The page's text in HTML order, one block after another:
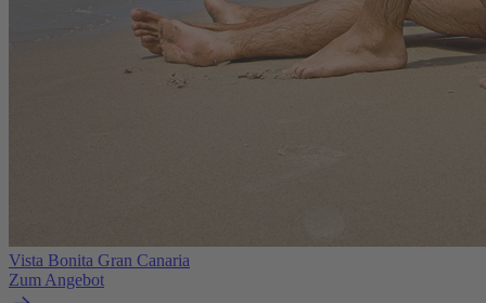
Vista Bonita Gran Canaria
Zum Angebot